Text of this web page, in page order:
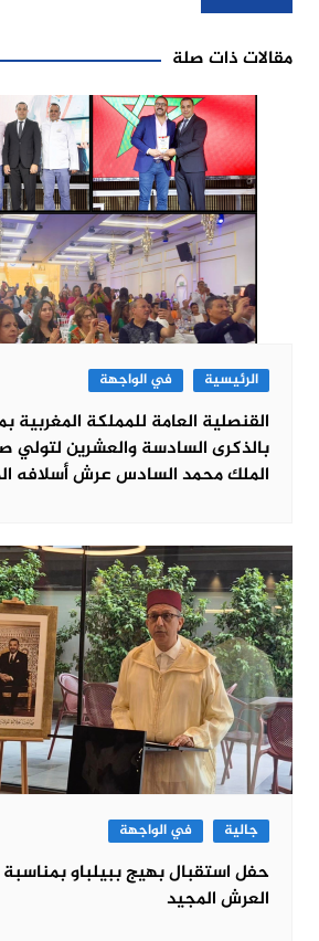
مقالات ذات صلة
الرئيسية في الواجهة
القنصلية العامة للمملكة المغربية
بالذكرى السادسة والعشرين لتولي
الملك محمد السادس عرش أسلافه
جالية في الواجهة
العرش المجيد